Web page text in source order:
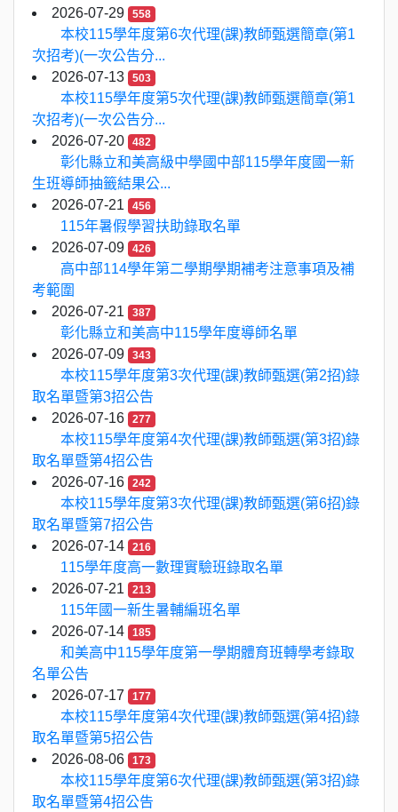
2026-07-29
558
本校115學年度第6次代理(課)教師甄選簡章(第1
次招考)(一次公告分...
2026-07-13
503
本校115學年度第5次代理(課)教師甄選簡章(第1
次招考)(一次公告分...
2026-07-20
482
彰化縣立和美高級中學國中部115學年度國一新
生班導師抽籤結果公...
2026-07-21
456
115年暑假學習扶助錄取名單
2026-07-09
426
高中部114學年第二學期學期補考注意事項及補
考範圍
2026-07-21
387
彰化縣立和美高中115學年度導師名單
2026-07-09
343
本校115學年度第3次代理(課)教師甄選(第2招)錄
取名單暨第3招公告
2026-07-16
277
本校115學年度第4次代理(課)教師甄選(第3招)錄
取名單暨第4招公告
2026-07-16
242
本校115學年度第3次代理(課)教師甄選(第6招)錄
取名單暨第7招公告
2026-07-14
216
115學年度高一數理實驗班錄取名單
2026-07-21
213
115年國一新生暑輔編班名單
2026-07-14
185
和美高中115學年度第一學期體育班轉學考錄取
名單公告
2026-07-17
177
本校115學年度第4次代理(課)教師甄選(第4招)錄
取名單暨第5招公告
2026-08-06
173
本校115學年度第6次代理(課)教師甄選(第3招)錄
取名單暨第4招公告